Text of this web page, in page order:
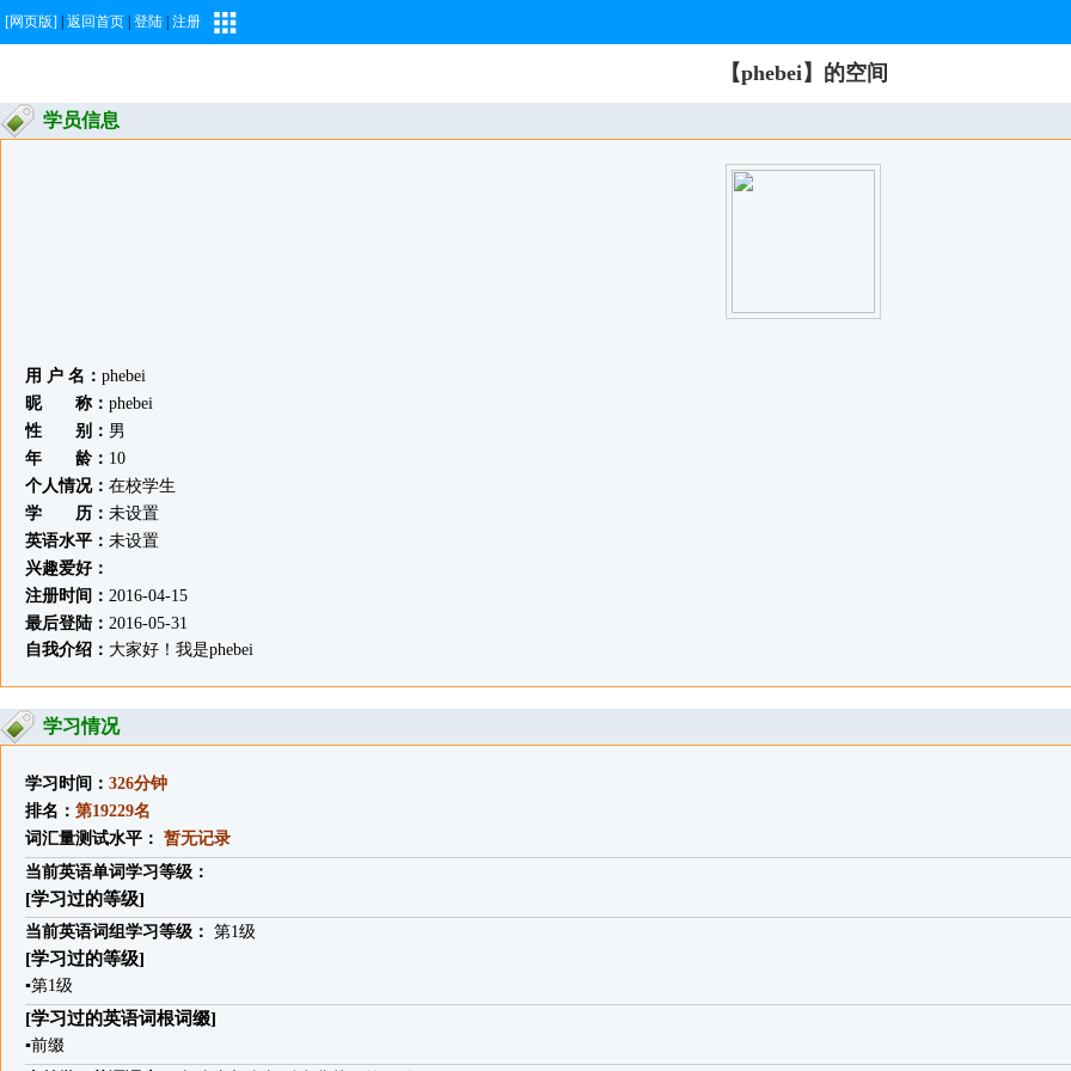
[网页版] 返回首页 登陆 注册
【phebei】的空间
学员信息
用 户 名： phebei
昵 称： phebei
性 别： 男
年 龄： 10
个人情况： 在校学生
学 历： 未设置
英语水平： 未设置
兴趣爱好：
注册时间： 2016-04-15
最后登陆： 2016-05-31
自我介绍： 大家好！我是phebei
学习情况
学习时间： 326分钟
排名： 第19229名
词汇量测试水平： 暂无记录
当前英语单词学习等级：
[学习过的等级]
当前英语词组学习等级： 第1级
[学习过的等级]
▪第1级
[学习过的英语词根词缀]
▪前缀